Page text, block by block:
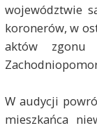
województwie
koronerów, w
aktów zgonu
W audycji
mieszkańca